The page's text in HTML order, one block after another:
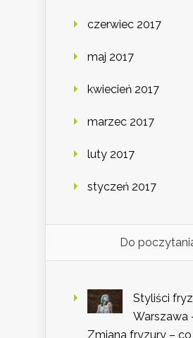
czerwiec 2017
maj 2017
kwiecień 2017
marzec 2017
luty 2017
styczeń 2017
Do
Styliści
Warszawa
Zmiana fryzury –